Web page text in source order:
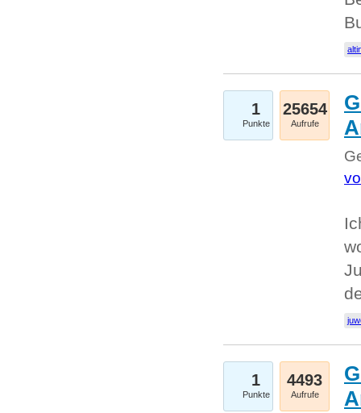
1
Punkte
25654
Aufrufe
1
Punkte
4493
Aufrufe